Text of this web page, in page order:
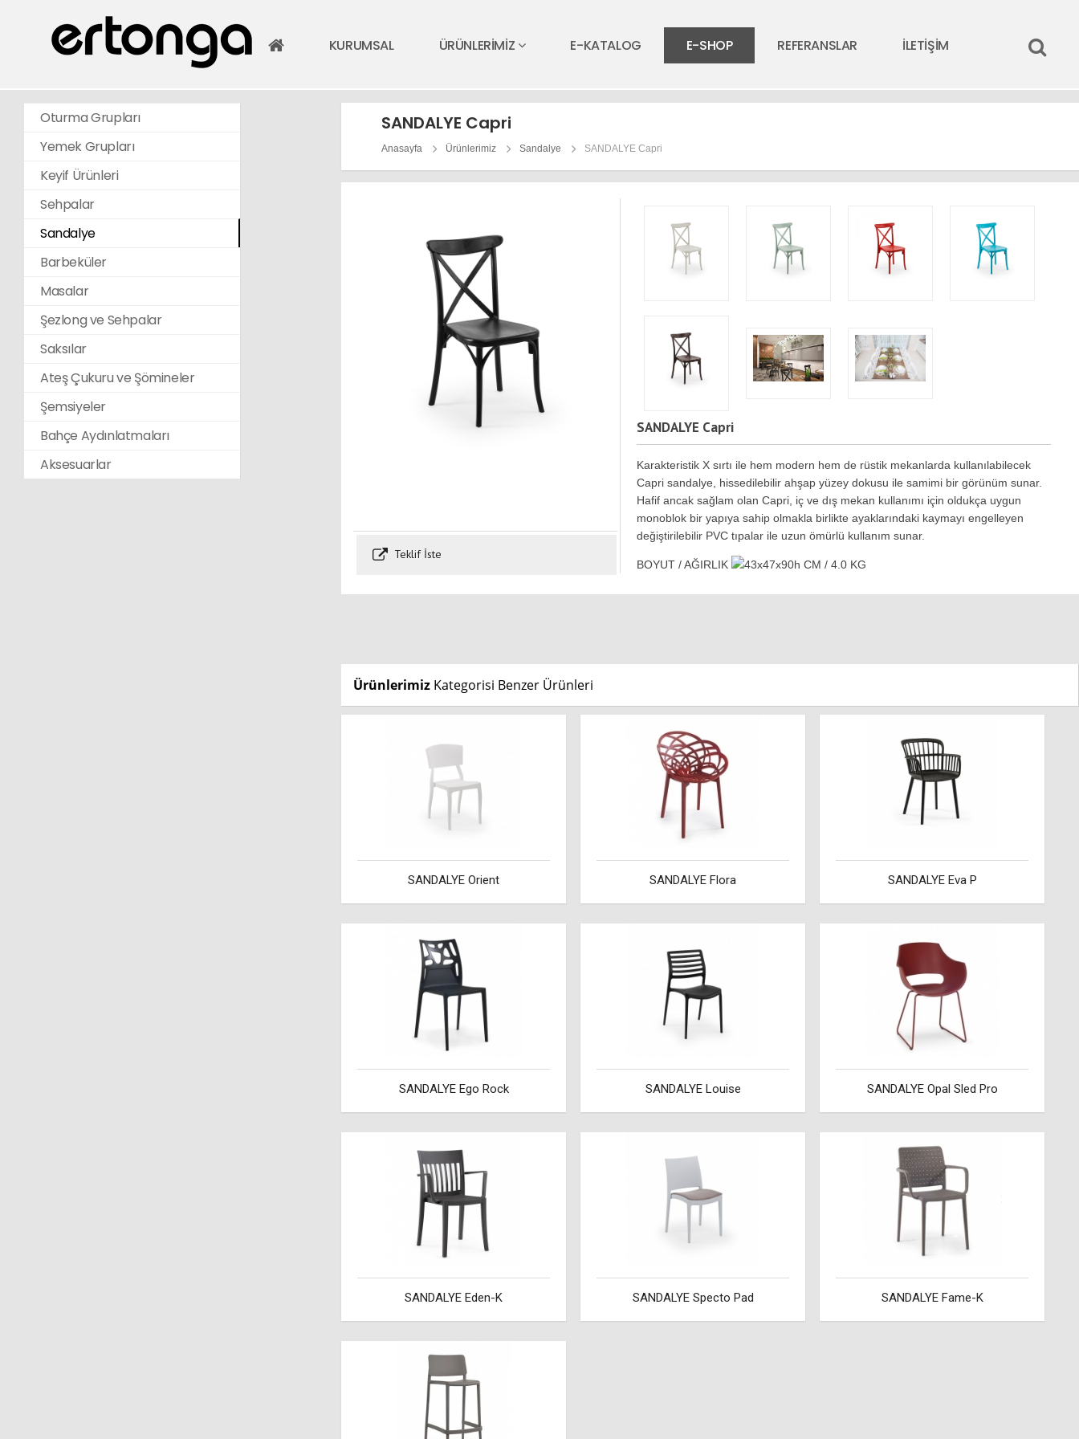
KURUMSAL ÜRÜNLERİMİZ E-KATALOG E-SHOP REFERANSLAR İLETİŞİM
Oturma Grupları
Yemek Grupları
Keyif Ürünleri
Sehpalar
Sandalye
Barbeküler
Masalar
Şezlong ve Sehpalar
Saksılar
Ateş Çukuru ve Şömineler
Şemsiyeler
Bahçe Aydınlatmaları
Aksesuarlar
SANDALYE Capri
Anasayfa Ürünlerimiz Sandalye SANDALYE Capri
Teklif İste
SANDALYE Capri
Karakteristik X sırtı ile hem modern hem de rüstik mekanlarda kullanılabilecek
Capri sandalye, hissedilebilir ahşap yüzey dokusu ile samimi bir görünüm sunar.
Hafif ancak sağlam olan Capri, iç ve dış mekan kullanımı için oldukça uygun
monoblok bir yapıya sahip olmakla birlikte ayaklarındaki kaymayı engelleyen
değiştirilebilir PVC tıpalar ile uzun ömürlü kullanım sunar.
BOYUT / AĞIRLIK 43x47x90h CM / 4.0 KG
Ürünlerimiz Kategorisi Benzer Ürünleri
SANDALYE Orient SANDALYE Flora SANDALYE Eva P
SANDALYE Ego Rock SANDALYE Louise SANDALYE Opal Sled Pro
SANDALYE Eden-K SANDALYE Specto Pad SANDALYE Fame-K